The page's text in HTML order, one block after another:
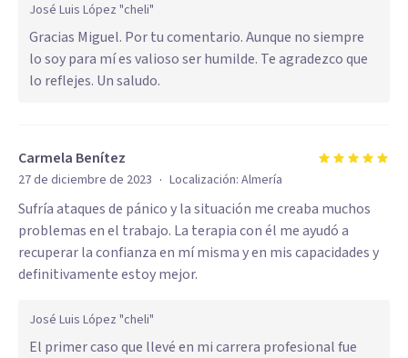
José Luis López "cheli"
Gracias Miguel. Por tu comentario. Aunque no siempre
lo soy para mí es valioso ser humilde. Te agradezco que
lo reflejes. Un saludo.
Carmela Benítez
27 de diciembre de 2023 · Localización: Almería
Sufría ataques de pánico y la situación me creaba muchos
problemas en el trabajo. La terapia con él me ayudó a
recuperar la confianza en mí misma y en mis capacidades y
definitivamente estoy mejor.
José Luis López "cheli"
El primer caso que llevé en mi carrera profesional fue